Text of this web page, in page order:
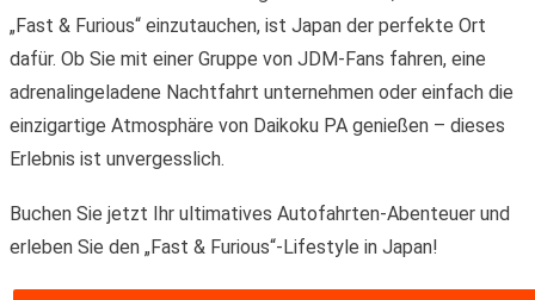
„Fast & Furious“ einzutauchen, ist Japan der perfekte Ort
dafür. Ob Sie mit einer Gruppe von JDM-Fans fahren, eine
adrenalingeladene Nachtfahrt unternehmen oder einfach die
einzigartige Atmosphäre von Daikoku PA genießen – dieses
Erlebnis ist unvergesslich.
Buchen Sie jetzt Ihr ultimatives Autofahrten-Abenteuer und
erleben Sie den „Fast & Furious“-Lifestyle in Japan!